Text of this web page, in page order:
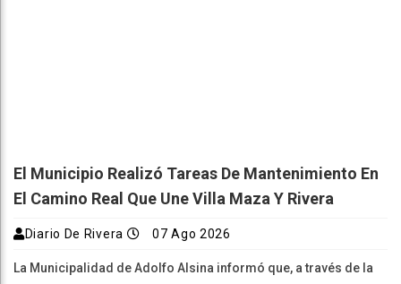
El Municipio Realizó Tareas De Mantenimiento En
El Camino Real Que Une Villa Maza Y Rivera
Diario De Rivera 07 Ago 2026
La Municipalidad de Adolfo Alsina informó que, a través de la